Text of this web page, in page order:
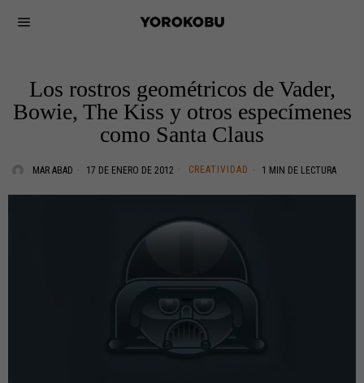
Los rostros geométricos de Vader,
Bowie, The Kiss y otros especímenes
como Santa Claus
MAR ABAD 17 DE ENERO DE 2012 CREATIVIDAD 1 MIN DE LECTURA